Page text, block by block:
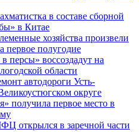
в составе сборной
в Китае
хозяйства произвели
первое полугодие
персы» воссоздадут на
области
автодороги Усть-
округе
получила первое место в
открылся в заречной части